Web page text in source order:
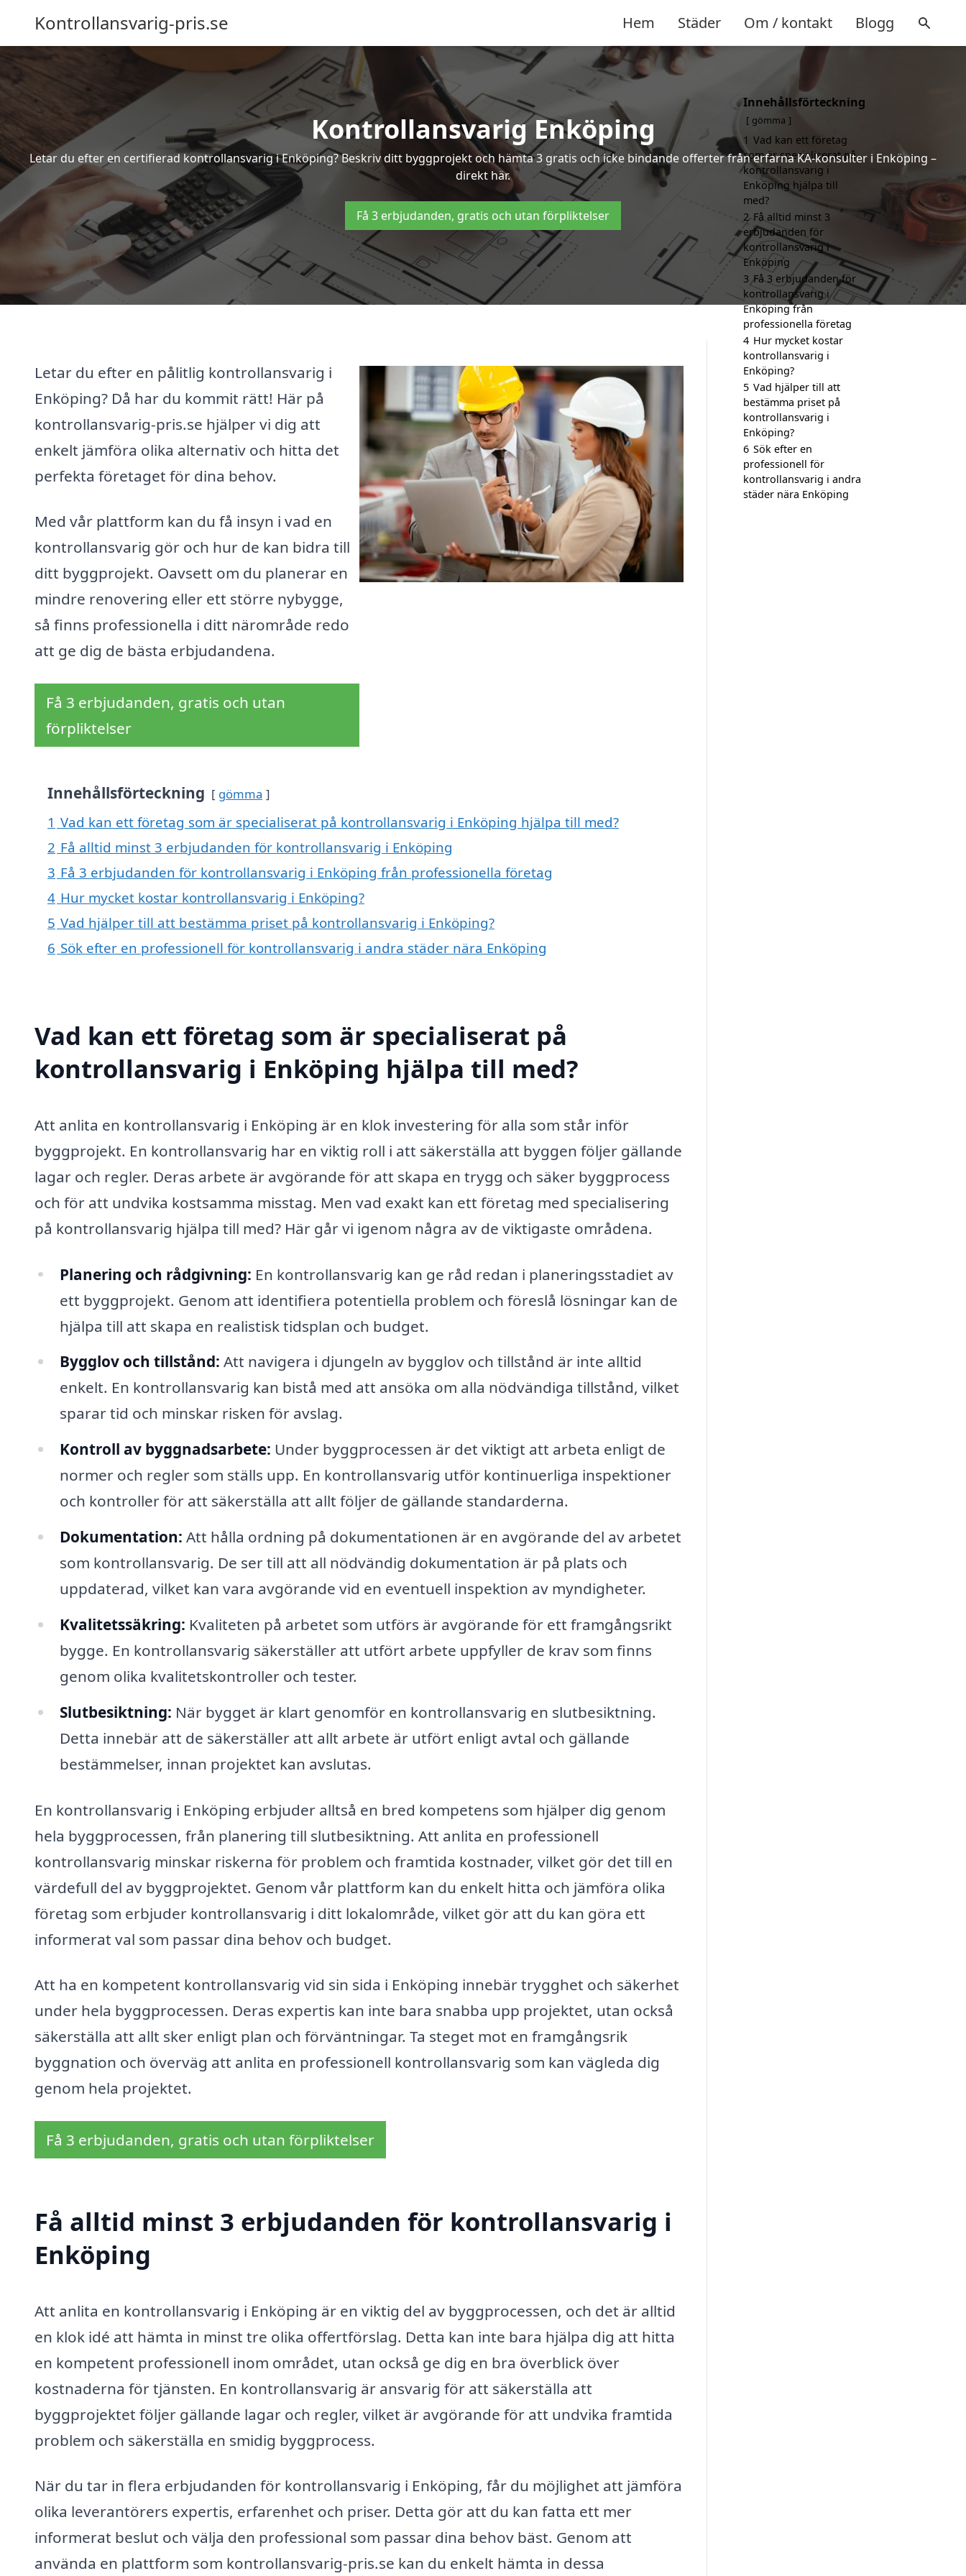
Kontrollansvarig-pris.se Hem Städer Om / kontakt Blogg
Kontrollansvarig Enköping
Letar du efter en certifierad kontrollansvarig i Enköping? Beskriv ditt byggprojekt och hämta 3 gratis och icke bindande offerter från erfarna KA-konsulter i Enköping –
direkt här.
Få 3 erbjudanden, gratis och utan förpliktelser
Letar du efter en pålitlig kontrollansvarig i
Enköping? Då har du kommit rätt! Här på
kontrollansvarig-pris.se hjälper vi dig att
enkelt jämföra olika alternativ och hitta det
perfekta företaget för dina behov.
Med vår plattform kan du få insyn i vad en
kontrollansvarig gör och hur de kan bidra till
ditt byggprojekt. Oavsett om du planerar en
mindre renovering eller ett större nybygge,
så finns professionella i ditt närområde redo
att ge dig de bästa erbjudandena.
Få 3 erbjudanden, gratis och utan
förpliktelser
Innehållsförteckning gömma
1 Vad kan ett företag som är specialiserat på kontrollansvarig i Enköping hjälpa till med?
2 Få alltid minst 3 erbjudanden för kontrollansvarig i Enköping
3 Få 3 erbjudanden för kontrollansvarig i Enköping från professionella företag
4 Hur mycket kostar kontrollansvarig i Enköping?
5 Vad hjälper till att bestämma priset på kontrollansvarig i Enköping?
6 Sök efter en professionell för kontrollansvarig i andra städer nära Enköping
Vad kan ett företag som är specialiserat på
kontrollansvarig i Enköping hjälpa till med?
Att anlita en kontrollansvarig i Enköping är en klok investering för alla som står inför
byggprojekt. En kontrollansvarig har en viktig roll i att säkerställa att byggen följer gällande
lagar och regler. Deras arbete är avgörande för att skapa en trygg och säker byggprocess
och för att undvika kostsamma misstag. Men vad exakt kan ett företag med specialisering
på kontrollansvarig hjälpa till med? Här går vi igenom några av de viktigaste områdena.
Planering och rådgivning: En kontrollansvarig kan ge råd redan i planeringsstadiet av
ett byggprojekt. Genom att identifiera potentiella problem och föreslå lösningar kan de
hjälpa till att skapa en realistisk tidsplan och budget.
Bygglov och tillstånd: Att navigera i djungeln av bygglov och tillstånd är inte alltid
enkelt. En kontrollansvarig kan bistå med att ansöka om alla nödvändiga tillstånd, vilket
sparar tid och minskar risken för avslag.
Kontroll av byggnadsarbete: Under byggprocessen är det viktigt att arbeta enligt de
normer och regler som ställs upp. En kontrollansvarig utför kontinuerliga inspektioner
och kontroller för att säkerställa att allt följer de gällande standarderna.
Dokumentation: Att hålla ordning på dokumentationen är en avgörande del av arbetet
som kontrollansvarig. De ser till att all nödvändig dokumentation är på plats och
uppdaterad, vilket kan vara avgörande vid en eventuell inspektion av myndigheter.
Kvalitetssäkring: Kvaliteten på arbetet som utförs är avgörande för ett framgångsrikt
bygge. En kontrollansvarig säkerställer att utfört arbete uppfyller de krav som finns
genom olika kvalitetskontroller och tester.
Slutbesiktning: När bygget är klart genomför en kontrollansvarig en slutbesiktning.
Detta innebär att de säkerställer att allt arbete är utfört enligt avtal och gällande
bestämmelser, innan projektet kan avslutas.
En kontrollansvarig i Enköping erbjuder alltså en bred kompetens som hjälper dig genom
hela byggprocessen, från planering till slutbesiktning. Att anlita en professionell
kontrollansvarig minskar riskerna för problem och framtida kostnader, vilket gör det till en
värdefull del av byggprojektet. Genom vår plattform kan du enkelt hitta och jämföra olika
företag som erbjuder kontrollansvarig i ditt lokalområde, vilket gör att du kan göra ett
informerat val som passar dina behov och budget.
Att ha en kompetent kontrollansvarig vid sin sida i Enköping innebär trygghet och säkerhet
under hela byggprocessen. Deras expertis kan inte bara snabba upp projektet, utan också
säkerställa att allt sker enligt plan och förväntningar. Ta steget mot en framgångsrik
byggnation och överväg att anlita en professionell kontrollansvarig som kan vägleda dig
genom hela projektet.
Få 3 erbjudanden, gratis och utan förpliktelser
Få alltid minst 3 erbjudanden för kontrollansvarig i
Enköping
Att anlita en kontrollansvarig i Enköping är en viktig del av byggprocessen, och det är alltid
en klok idé att hämta in minst tre olika offertförslag. Detta kan inte bara hjälpa dig att hitta
en kompetent professionell inom området, utan också ge dig en bra överblick över
kostnaderna för tjänsten. En kontrollansvarig är ansvarig för att säkerställa att
byggprojektet följer gällande lagar och regler, vilket är avgörande för att undvika framtida
problem och säkerställa en smidig byggprocess.
När du tar in flera erbjudanden för kontrollansvarig i Enköping, får du möjlighet att jämföra
olika leverantörers expertis, erfarenhet och priser. Detta gör att du kan fatta ett mer
informerat beslut och välja den professional som passar dina behov bäst. Genom att
använda en plattform som kontrollansvarig-pris.se kan du enkelt hämta in dessa
Innehållsförteckning
gömma
1 Vad kan ett företag
som är specialiserat på
kontrollansvarig i
Enköping hjälpa till
med?
2 Få alltid minst 3
erbjudanden för
kontrollansvarig i
Enköping
3 Få 3 erbjudanden för
kontrollansvarig i
Enköping från
professionella företag
4 Hur mycket kostar
kontrollansvarig i
Enköping?
5 Vad hjälper till att
bestämma priset på
kontrollansvarig i
Enköping?
6 Sök efter en
professionell för
kontrollansvarig i andra
städer nära Enköping